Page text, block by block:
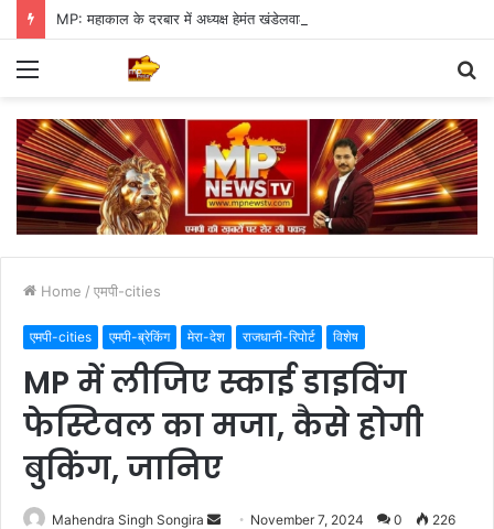
Menu
Home / एमपी-cities
एमपी-cities एमपी-ब्रेकिंग मेरा-देश राजधानी-रिपोर्ट विशेष
MP में लीजिए स्काई डाइविंग
फेस्टिवल का मजा, कैसे होगी
बुकिंग, जानिए
Mahendra Singh Songira
Send November 7, 2024 0 226